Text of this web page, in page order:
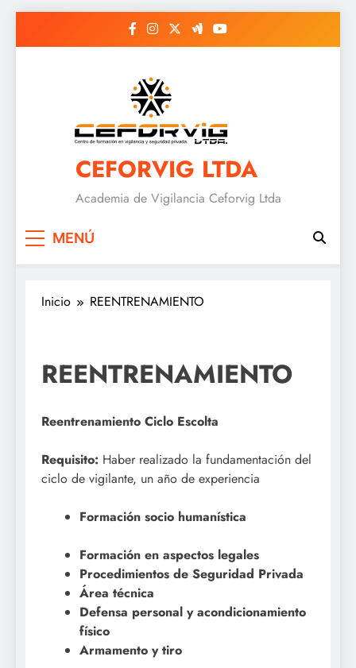
CEFORVIG LTDA
Academia de Vigilancia Ceforvig Ltda
MENÚ
Inicio REENTRENAMIENTO
REENTRENAMIENTO
Reentrenamiento Ciclo Escolta
Requisito: Haber realizado la fundamentación del
ciclo de vigilante, un año de experiencia
Formación socio humanística
Formación en aspectos legales
Procedimientos de Seguridad Privada
Área técnica
Defensa personal y acondicionamiento
físico
Armamento y tiro